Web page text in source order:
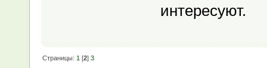
интересуют.
Страницы: 1 [2]3